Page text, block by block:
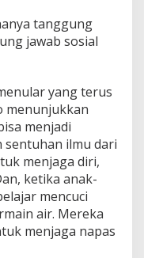
tanggung
jawab sosial
yang terus
menunjukkan
menjadi
sentuhan ilmu dari
menjaga diri,
ketika anak-
mencuci
air. Mereka
menjaga napas